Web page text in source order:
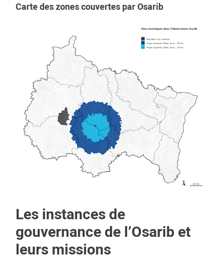
Carte des zones couvertes par Osarib
Les instances de
gouvernance de l’Osarib et
leurs missions